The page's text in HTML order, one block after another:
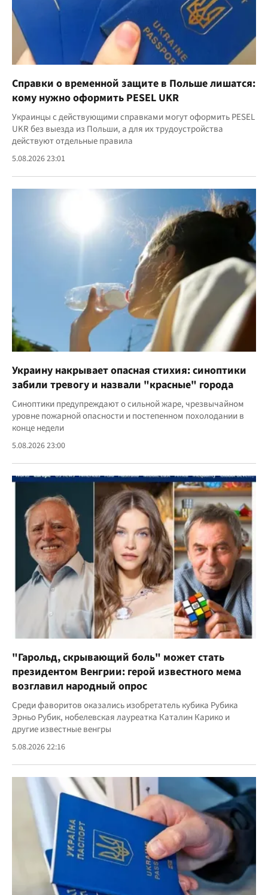
Справки о временной защите в Польше лишатся:
кому нужно оформить PESEL UKR
Украинцы с действующими справками могут оформить PESEL
UKR без выезда из Польши, а для их трудоустройства
действуют отдельные правила
5.08.2026 23:01
Украину накрывает опасная стихия: синоптики
забили тревогу и назвали "красные" города
Синоптики предупреждают о сильной жаре, чрезвычайном
уровне пожарной опасности и постепенном похолодании в
конце недели
5.08.2026 23:00
"Гарольд, скрывающий боль" может стать
президентом Венгрии: герой известного мема
возглавил народный опрос
Среди фаворитов оказались изобретатель кубика Рубика
Эрньо Рубик, нобелевская лауреатка Каталин Карико и
другие известные венгры
5.08.2026 22:16